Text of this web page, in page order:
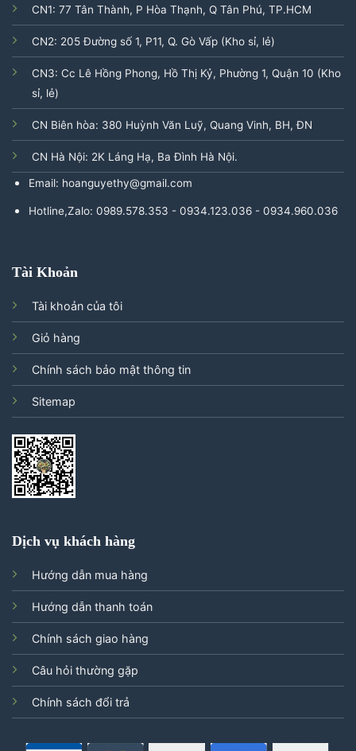
CN1: 77 Tân Thành, P Hòa Thạnh, Q Tân Phú, TP.HCM
CN2: 205 Đường số 1, P11, Q. Gò Vấp (Kho sỉ, lẻ)
CN3: Cc Lê Hồng Phong, Hồ Thị Kỷ, Phường 1, Quận 10 (Kho
sỉ, lẻ)
CN Biên hòa: 380 Huỳnh Văn Luỹ, Quang Vinh, BH, ĐN
CN Hà Nội: 2K Láng Hạ, Ba Đình Hà Nội.
Email: hoanguyethy@gmail.com
Hotline,Zalo: 0989.578.353 - 0934.123.036 - 0934.960.036
Tài Khoản
Tài khoản của tôi
Giỏ hàng
Chính sách bảo mật thông tin
Sitemap
Dịch vụ khách hàng
Hướng dẫn mua hàng
Hướng dẫn thanh toán
Chính sách giao hàng
Câu hỏi thường gặp
Chính sách đổi trả